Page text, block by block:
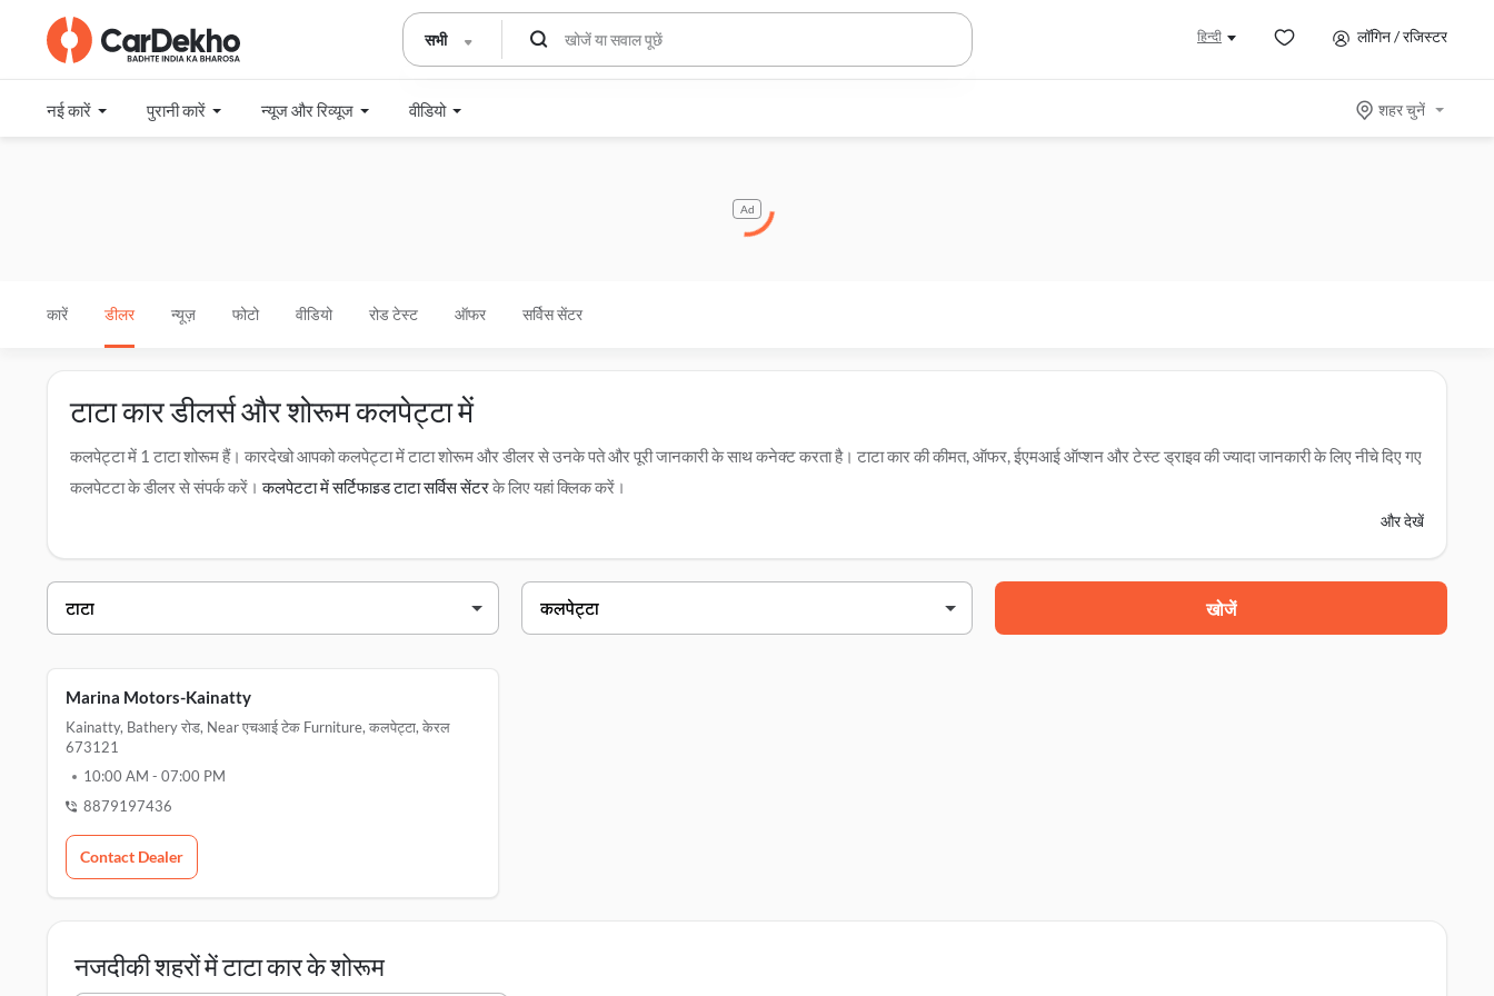
सभी हिन्दी लॉगिन / रजिस्टर
नई कारें पुरानी कारें न्यूज और रिव्यूज वीडियो शहर चुनें
Ad
कारें डीलर न्यूज़ फोटो वीडियो रोड टेस्ट ऑफर सर्विस सेंटर
टाटा कार डीलर्स और शोरूम कलपेट्टा में
कलपेट्टा में 1 टाटा शोरूम हैं। कारदेखो आपको कलपेट्टा में टाटा शोरूम और डीलर से उनके पते और पूरी जानकारी के साथ कनेक्ट करता है। टाटा कार की कीमत, ऑफर, ईएमआई ऑप्शन और टेस्ट ड्राइव की ज्यादा जानकारी के लिए नीचे दिए गए
कलपेट्टा के डीलर से संपर्क करें।कलपेट्टा में सर्टिफाइड टाटा सर्विस सेंटरके लिए यहां क्लिक करें।
kainatty, bathery रोड, near एचआई टेक furniture, कलपेट्टा, 673121
और देखें
खोजें
Marina Motors-Kainatty
Kainatty, Bathery रोड, Near एचआई टेक Furniture, कलपेट्टा, केरल
673121
10:00 AM - 07:00 PM
8879197436
Contact Dealer
नजदीकी शहरों में टाटा कार के शोरूम